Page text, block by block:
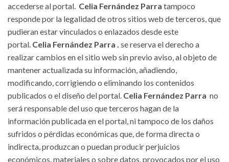
accederse al portal. Celia Fernández Parra tampoco
responde por la legalidad de otros sitios web de terceros, que
pudieran estar vinculados o enlazados desde este
portal. Celia Fernández Parra . se reserva el derecho a
realizar cambios en el sitio web sin previo aviso, al objeto de
mantener actualizada su información, añadiendo,
modificando, corrigiendo o eliminando los contenidos
publicados o el diseño del portal. Celia Fernández Parra no
será responsable del uso que terceros hagan de la
información publicada en el portal, ni tampoco de los daños
sufridos o pérdidas económicas que, de forma directa o
indirecta, produzcan o puedan producir perjuicios
económicos, materiales o sobre datos, provocados por el uso